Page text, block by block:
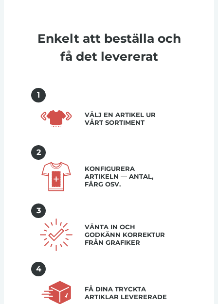
Enkelt att beställa och
få det levererat
1
VÄLJ EN ARTIKEL UR
VÅRT SORTIMENT
2
KONFIGURERA
ARTIKELN — ANTAL,
FÄRG OSV.
3
VÄNTA IN OCH
GODKÄNN KORREKTUR
FRÅN GRAFIKER
4
FÅ DINA TRYCKTA
ARTIKLAR LEVERERADE